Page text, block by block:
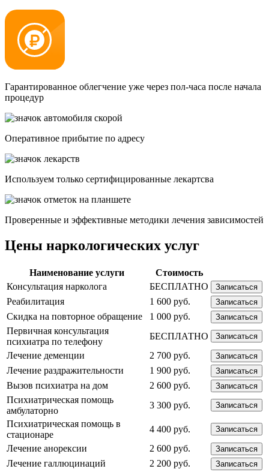
Гарантированное облегчение уже через пол-часа после начала
процедур
Опеpативное прибытие по адресу
Используем только сертифицированные лекартсва
Проверенные и эффективные методики лечения зависимостей
Цены наркологических услуг
Наименование услуги
Стоимость
Консультация нарколога
БЕСПЛАТНО Записаться
Реабилитация 1 600 руб. Записаться
Скидка на повторное обращение 1 000 руб. Записаться
Первичная консультация
психиатра по телефону
БЕСПЛАТНО Записаться
Лечение деменции 2 700 руб. Записаться
Лечение раздражительности 1 900 руб. Записаться
Вызов психиатра на дом 2 600 руб. Записаться
Психиатрическая помощь
амбулаторно
3 300 руб. Записаться
Психиатрическая помощь в
стационаре
4 400 руб. Записаться
Лечение анорексии 2 600 руб. Записаться
Лечение галлюцинаций 2 200 руб. Записаться